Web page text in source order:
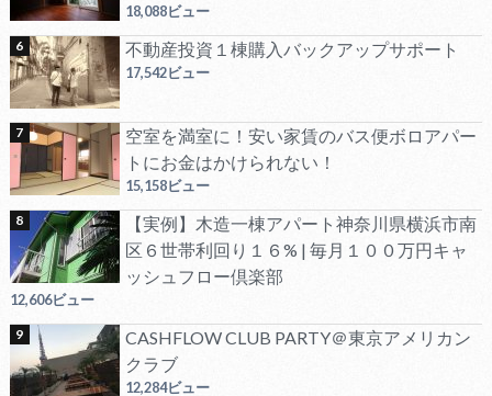
18,088ビュー
不動産投資１棟購入バックアップサポート
17,542ビュー
空室を満室に！安い家賃のバス便ボロアパー
トにお金はかけられない！
15,158ビュー
【実例】木造一棟アパート神奈川県横浜市南
区６世帯利回り１６% | 毎月１００万円キャ
ッシュフロー倶楽部
12,606ビュー
CASHFLOW CLUB PARTY＠東京アメリカン
クラブ
12,284ビュー